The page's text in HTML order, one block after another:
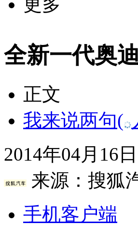
全新一代奥
正文
我来说两句(
2014年04月16
来源： 搜狐
手机客户端